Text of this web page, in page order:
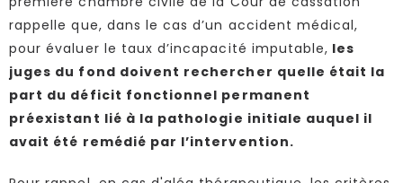
rappelle que, dans le cas d’un accident médical,
pour évaluer le taux d’incapacité imputable, les
juges du fond doivent rechercher quelle était la
part du déficit fonctionnel permanent
préexistant lié à la pathologie initiale auquel il
avait été remédié par l’intervention.